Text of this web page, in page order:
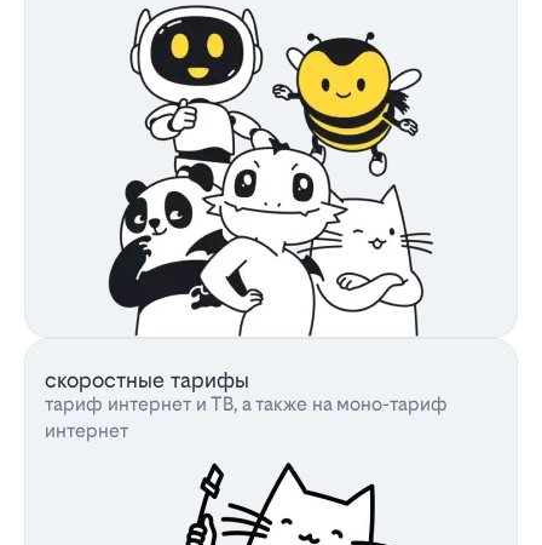
скоростные тарифы
тариф интернет и ТВ, а также на моно-тариф
интернет